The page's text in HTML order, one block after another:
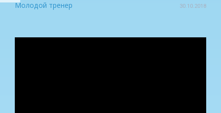
Молодой тренер 30.10.2018